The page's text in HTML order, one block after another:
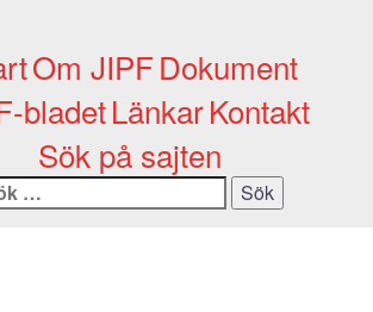
Om JIPFDokument
bladetLänkarKontakt
Sök på sajten